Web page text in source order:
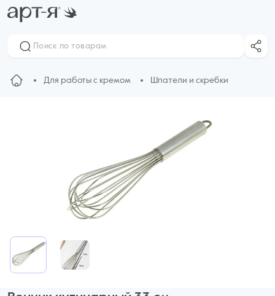
Для работы с кремом Шпатели и скребки